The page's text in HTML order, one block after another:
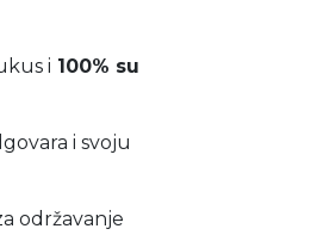
i 100% su
i svoju
održavanje